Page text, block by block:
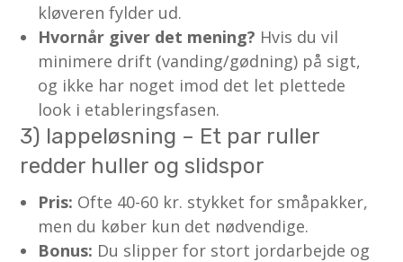
kløveren fylder ud.
Hvornår giver det mening? Hvis du vil
minimere drift (vanding/gødning) på sigt,
og ikke har noget imod det let plettede
look i etableringsfasen.
3) lappeløsning – Et par ruller
redder huller og slidspor
Pris: Ofte 40-60 kr. stykket for småpakker,
men du køber kun det nødvendige.
Bonus: Du slipper for stort jordarbejde og